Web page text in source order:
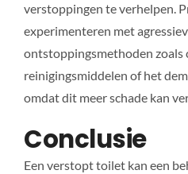
verstoppingen te verhelpen.
experimenteren met
ontstoppingsmethoden zoals
reinigingsmiddelen of het
omdat dit meer schade kan
Conclusie
Een verstopt toilet kan een